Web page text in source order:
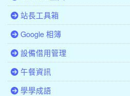
站長工具箱
Google 相簿
設備借用管理
午餐資訊
學學成語